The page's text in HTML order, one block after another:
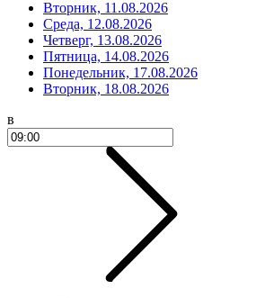
Вторник, 11.08.2026
Среда, 12.08.2026
Четверг, 13.08.2026
Пятница, 14.08.2026
Понедельник, 17.08.2026
Вторник, 18.08.2026
в